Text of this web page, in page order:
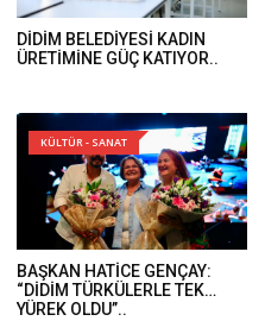
DİDİM BELEDİYESİ KADIN
ÜRETİMİNE GÜÇ KATIYOR..
KÜLTÜR - SANAT
BAŞKAN HATİCE GENÇAY:
“DİDİM TÜRKÜLERLE TEK
YÜREK OLDU”..